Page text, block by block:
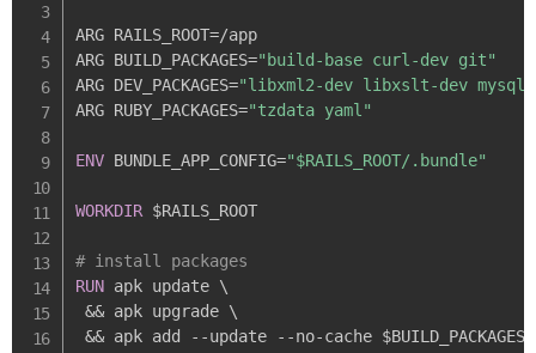
ARG RAILS_ROOT=/app
ARG BUILD_PACKAGES="build-base curl-dev git"
ARG DEV_PACKAGES="libxml2-dev libxslt-dev
ARG RUBY_PACKAGES="tzdata yaml"
ENV BUNDLE_APP_CONFIG="$RAILS_ROOT/.bundle"
WORKDIR $RAILS_ROOT
# install packages
RUN apk update \
&& apk upgrade \
&& apk add
- -update - -no-cache $BUILD_PACKAGES